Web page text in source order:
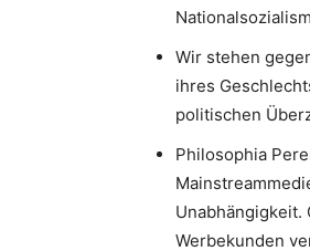
Wir stehen
ihres
politischen
Philosophia
Werbekunden